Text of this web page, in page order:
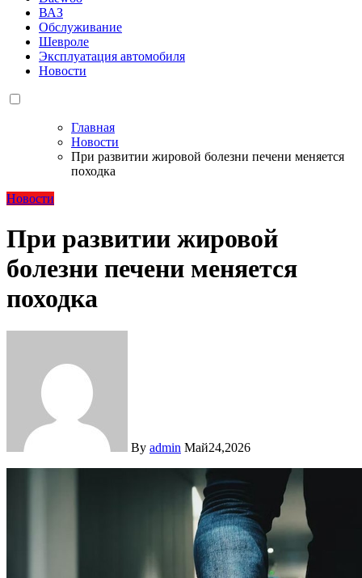
ВАЗ
Обслуживание
Шевроле
Эксплуатация автомобиля
Новости
Главная
Новости
При развитии жировой болезни печени меняется
походка
Новости
При развитии жировой
болезни печени меняется
походка
By admin Май24,2026